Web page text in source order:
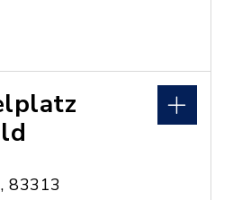
83313